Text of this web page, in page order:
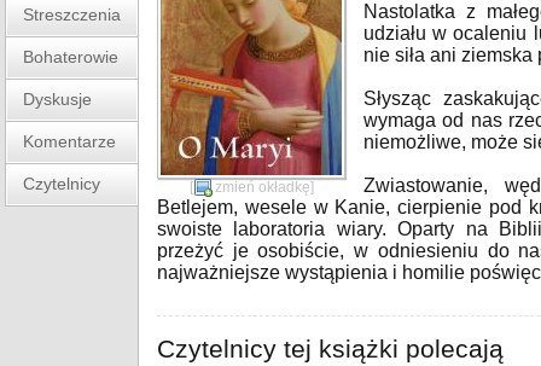
Streszczenia
Bohaterowie
Dyskusje
Komentarze
Czytelnicy [ zmień okładkę]
Nastolatka z
udziału w ocaleniu
nie siła ani
Słysząc
wymaga od nas
niemożliwe, może
Zwiastowanie,
Betlejem, wesele w Kanie, cierpienie pod
swoiste laboratoria wiary. Oparty na
przeżyć je osobiście, w odniesieniu do
najważniejsze wystąpienia i homilie
Czytelnicy tej książki polecają